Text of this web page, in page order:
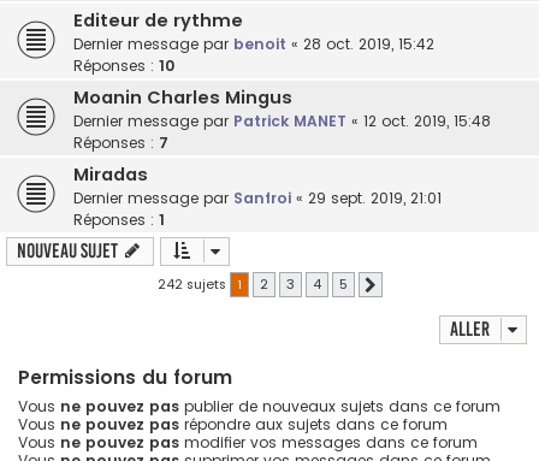
Editeur de rythme
Dernier message par benoit « 28 oct. 2019, 15:42
Réponses : 10
Moanin Charles Mingus
Dernier message par Patrick MANET « 12 oct. 2019, 15:48
Réponses : 7
Miradas
Dernier message par Sanfroi « 29 sept. 2019, 21:01
Réponses : 1
Nouveau sujet
242 sujets 1 2 3 4 5
Aller
Permissions du forum
Vous ne pouvez pas publier de nouveaux sujets dans ce forum
Vous ne pouvez pas répondre aux sujets dans ce forum
Vous ne pouvez pas modifier vos messages dans ce forum